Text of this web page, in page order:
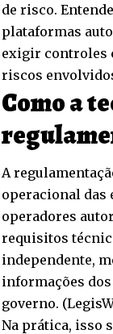
de risco.
plataformas
exigir controles
riscos
Como a
A
operacional das
operadores
requisitos
independente,
informações
governo. (
Na prática, isso